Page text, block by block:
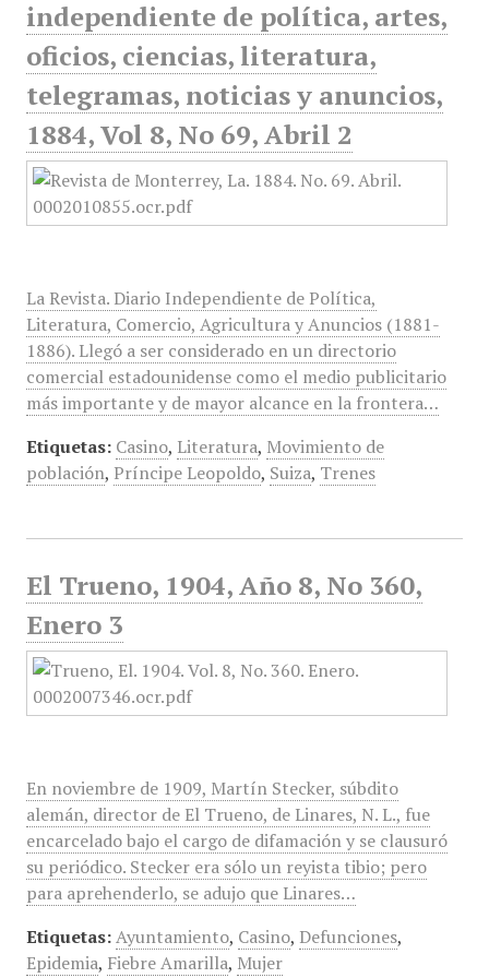
independiente de política, artes,
oficios, ciencias, literatura,
telegramas, noticias y anuncios,
1884, Vol 8, No 69, Abril 2
La Revista. Diario Independiente de Política,
Literatura, Comercio, Agricultura y Anuncios (1881-
1886). Llegó a ser considerado en un directorio
comercial estadounidense como el medio publicitario
más importante y de mayor alcance en la frontera…
Etiquetas: Casino, Literatura, Movimiento de
población, Príncipe Leopoldo, Suiza, Trenes
El Trueno, 1904, Año 8, No 360,
Enero 3
En noviembre de 1909, Martín Stecker, súbdito
alemán, director de El Trueno, de Linares, N. L., fue
encarcelado bajo el cargo de difamación y se clausuró
su periódico. Stecker era sólo un reyista tibio; pero
para aprehenderlo, se adujo que Linares…
Etiquetas: Ayuntamiento, Casino, Defunciones,
Epidemia, Fiebre Amarilla, Mujer